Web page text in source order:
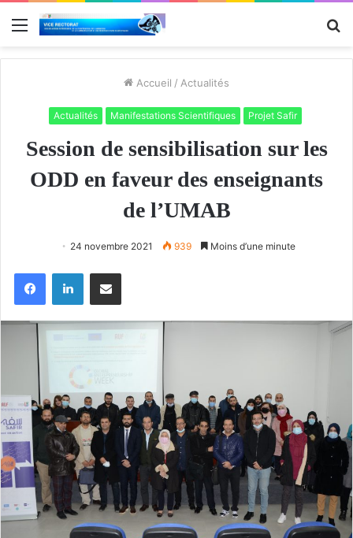
Menu
Accueil / Actualités
Actualités Manifestations Scientifiques Projet Safir
Session de sensibilisation sur les
ODD en faveur des enseignants
de l’UMAB
24 novembre 2021 939 Moins d’une minute
FacebookLinkedinPartager par email